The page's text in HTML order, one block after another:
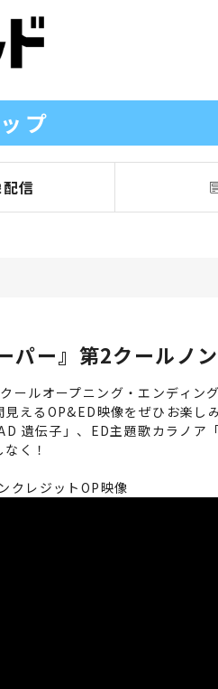
プ
信
パー』第2クールノ
ールオープニング・エンディン
えるOP&ED映像をぜひお楽し
遺伝子」、ED主題歌カラノア
く！
レジットOP映像